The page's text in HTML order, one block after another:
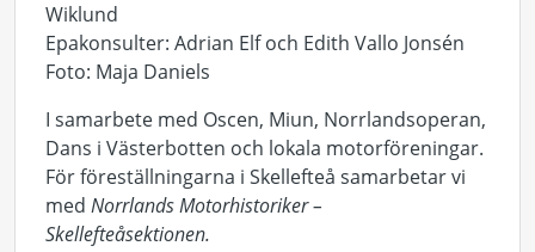
Wiklund
Epakonsulter: Adrian Elf och Edith Vallo Jonsén
Foto: Maja Daniels
I samarbete med Oscen, Miun, Norrlandsoperan,
Dans i Västerbotten och lokala motorföreningar.
För föreställningarna i Skellefteå samarbetar vi
med Norrlands Motorhistoriker –
Skellefteåsektionen.